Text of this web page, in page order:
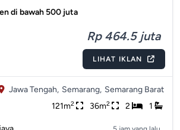
di bawah 500 juta
Rp 464.5 juta
LIHAT IKLAN
Jawa Tengah, Semarang, Semarang Barat
121m2 36m2 2 1